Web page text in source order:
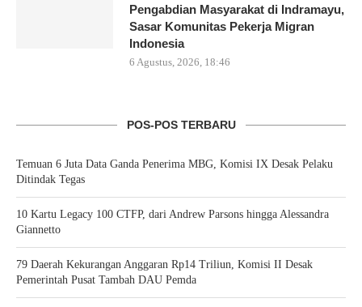
Pengabdian Masyarakat di Indramayu,
Sasar Komunitas Pekerja Migran
Indonesia
6 Agustus, 2026, 18:46
POS-POS TERBARU
Temuan 6 Juta Data Ganda Penerima MBG, Komisi IX Desak Pelaku
Ditindak Tegas
10 Kartu Legacy 100 CTFP, dari Andrew Parsons hingga Alessandra
Giannetto
79 Daerah Kekurangan Anggaran Rp14 Triliun, Komisi II Desak
Pemerintah Pusat Tambah DAU Pemda